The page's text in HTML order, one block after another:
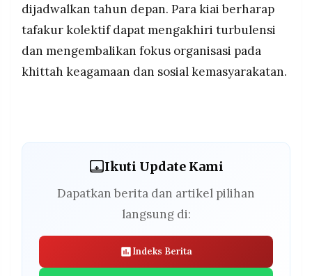
dijadwalkan tahun depan. Para kiai berharap
tafakur kolektif dapat mengakhiri turbulensi
dan mengembalikan fokus organisasi pada
khittah keagamaan dan sosial kemasyarakatan.
Ikuti Update Kami
Dapatkan berita dan artikel pilihan
langsung di:
Indeks Berita